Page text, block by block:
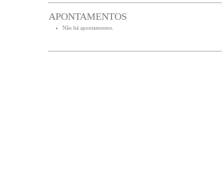
APONTAMENTOS
Não há apontamentos.